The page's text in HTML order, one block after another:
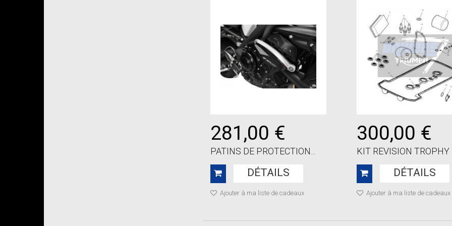
281,00 €
PATINS DE PROTECTION...
DÉTAILS
Ajouter à ma liste de cadeaux
300,00 €
KIT REVISION
DÉTAILS
Ajouter à ma liste de cadeaux